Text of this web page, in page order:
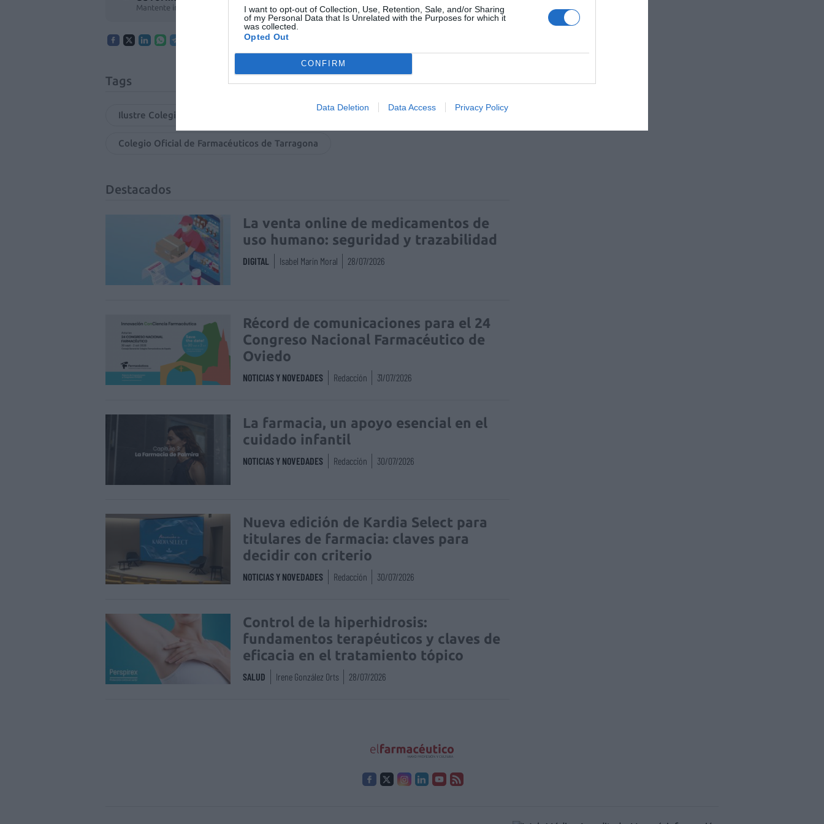
I want to opt-out of Collection, Use, Retention, Sale, and/or Sharing
of my Personal Data that Is Unrelated with the Purposes for which it
was collected.
Opted Out
CONFIRM
Data Deletion Data Access Privacy Policy
Mantente informado con las últimas noticias de actualidad.
Tags
Ilustre Colegio de Abogados de Tarragona
Colegio Oficial de Farmacéuticos de Tarragona
Destacados
La venta online de medicamentos de
uso humano: seguridad y trazabilidad
DIGITAL Isabel Marín Moral 28/07/2026
Récord de comunicaciones para el 24
Congreso Nacional Farmacéutico de
Oviedo
NOTICIAS Y NOVEDADES Redacción 31/07/2026
La farmacia, un apoyo esencial en el
cuidado infantil
NOTICIAS Y NOVEDADES Redacción 30/07/2026
Nueva edición de Kardia Select para
titulares de farmacia: claves para
decidir con criterio
NOTICIAS Y NOVEDADES Redacción 30/07/2026
Control de la hiperhidrosis:
fundamentos terapéuticos y claves de
eficacia en el tratamiento tópico
SALUD Irene González Orts 28/07/2026